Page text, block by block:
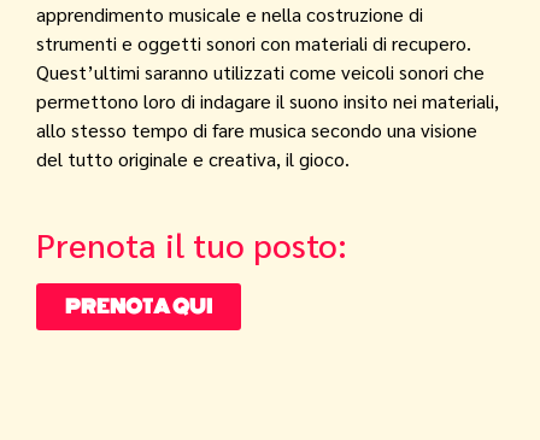
apprendimento musicale e nella costruzione di
strumenti e oggetti sonori con materiali di recupero.
Quest’ultimi saranno utilizzati come veicoli sonori che
permettono loro di indagare il suono insito nei materiali,
allo stesso tempo di fare musica secondo una visione
del tutto originale e creativa, il gioco.
Prenota il tuo posto:
PRENOTA QUI